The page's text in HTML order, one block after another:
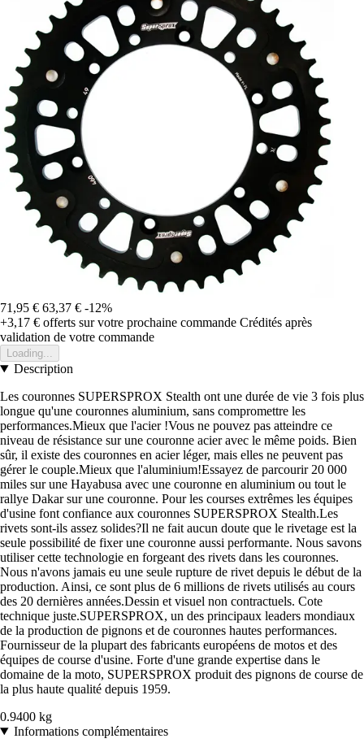
71,95 € 63,37 € -12%
+3,17 € offerts sur votre prochaine commande Crédités après
validation de votre commande
Loading...
Description
Les couronnes SUPERSPROX Stealth ont une durée de vie 3 fois plus
longue qu'une couronnes aluminium, sans compromettre les
performances.Mieux que l'acier !Vous ne pouvez pas atteindre ce
niveau de résistance sur une couronne acier avec le même poids. Bien
sûr, il existe des couronnes en acier léger, mais elles ne peuvent pas
gérer le couple.Mieux que l'aluminium!Essayez de parcourir 20 000
miles sur une Hayabusa avec une couronne en aluminium ou tout le
rallye Dakar sur une couronne. Pour les courses extrêmes les équipes
d'usine font confiance aux couronnes SUPERSPROX Stealth.Les
rivets sont-ils assez solides?Il ne fait aucun doute que le rivetage est la
seule possibilité de fixer une couronne aussi performante. Nous savons
utiliser cette technologie en forgeant des rivets dans les couronnes.
Nous n'avons jamais eu une seule rupture de rivet depuis le début de la
production. Ainsi, ce sont plus de 6 millions de rivets utilisés au cours
des 20 dernières années.Dessin et visuel non contractuels. Cote
technique juste.SUPERSPROX, un des principaux leaders mondiaux
de la production de pignons et de couronnes hautes performances.
Fournisseur de la plupart des fabricants européens de motos et des
équipes de course d'usine. Forte d'une grande expertise dans le
domaine de la moto, SUPERSPROX produit des pignons de course de
la plus haute qualité depuis 1959.
0.9400 kg
Informations complémentaires